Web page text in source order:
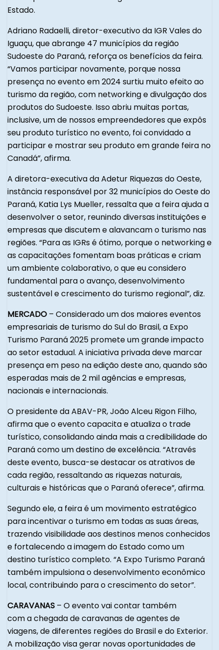
Estado.
Adriano Radaelli, diretor-executivo da IGR Vales do
Iguaçu, que abrange 47 municípios da região
Sudoeste do Paraná, reforça os benefícios da feira.
“Vamos participar novamente, porque nossa
presença no evento em 2024 surtiu muito efeito ao
turismo da região, com networking e divulgação dos
produtos do Sudoeste. Isso abriu muitas portas,
inclusive, um de nossos empreendedores que expôs
seu produto turístico no evento, foi convidado a
participar e mostrar seu produto em grande feira no
Canadá”, afirma.
A diretora-executiva da Adetur Riquezas do Oeste,
instância responsável por 32 municípios do Oeste do
Paraná, Katia Lys Mueller, ressalta que a feira ajuda a
desenvolver o setor, reunindo diversas instituições e
empresas que discutem e alavancam o turismo nas
regiões. “Para as IGRs é ótimo, porque o networking e
as capacitações fomentam boas práticas e criam
um ambiente colaborativo, o que eu considero
fundamental para o avanço, desenvolvimento
sustentável e crescimento do turismo regional”, diz.
MERCADO – Considerado um dos maiores eventos
empresariais de turismo do Sul do Brasil, a Expo
Turismo Paraná 2025 promete um grande impacto
ao setor estadual. A iniciativa privada deve marcar
presença em peso na edição deste ano, quando são
esperadas mais de 2 mil agências e empresas,
nacionais e internacionais.
O presidente da ABAV-PR, João Alceu Rigon Filho,
afirma que o evento capacita e atualiza o trade
turístico, consolidando ainda mais a credibilidade do
Paraná como um destino de excelência. “Através
deste evento, busca-se destacar os atrativos de
cada região, ressaltando as riquezas naturais,
culturais e históricas que o Paraná oferece”, afirma.
Segundo ele, a feira é um movimento estratégico
para incentivar o turismo em todas as suas áreas,
trazendo visibilidade aos destinos menos conhecidos
e fortalecendo a imagem do Estado como um
destino turístico completo. “A Expo Turismo Paraná
também impulsiona o desenvolvimento econômico
local, contribuindo para o crescimento do setor”.
CARAVANAS – O evento vai contar também
com a chegada de caravanas de agentes de
viagens, de diferentes regiões do Brasil e do Exterior.
A mobilização visa gerar novas oportunidades de